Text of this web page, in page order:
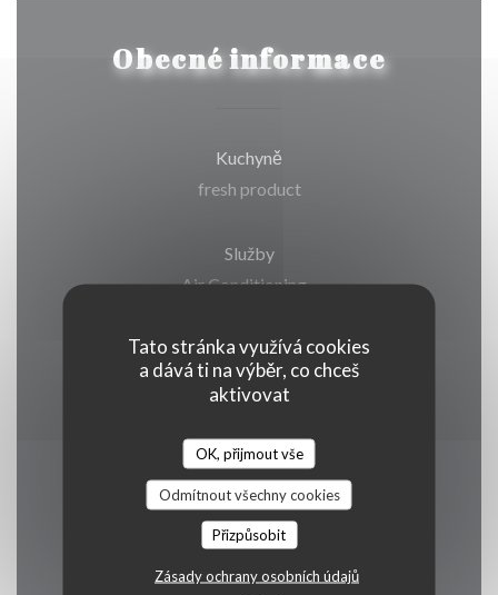
Tato stránka využívá cookies
a dává ti na výběr, co chceš
aktivovat
OK, přijmout vše
Odmítnout všechny cookies
Přizpůsobit
Zásady ochrany osobních údajů
Obecné informace
Kuchyně
fresh product
Služby
Air Conditioning, ,
Platební metody
Cash, Visa, American Express
Otevírací hodiny